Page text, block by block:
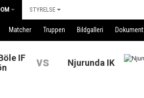
STYRELSE
Matcher Truppen Bildgalleri Dokument
IF
vs Njurunda IK